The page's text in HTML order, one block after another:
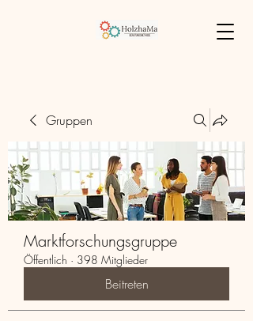
Gruppen
Marktforschungsgruppe
Öffentlich · 398 Mitglieder
Beitreten